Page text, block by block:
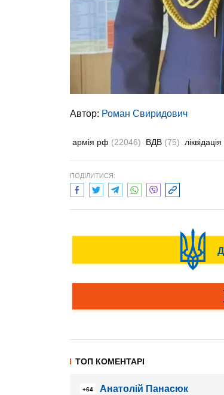
Автор: Роман Свиридович
армія рф (22046) ВДВ (75) ліквідація
ПОДІЛИТИСЯ:
ТОП КОМЕНТАРІ
+64
Анатолій Панасюк